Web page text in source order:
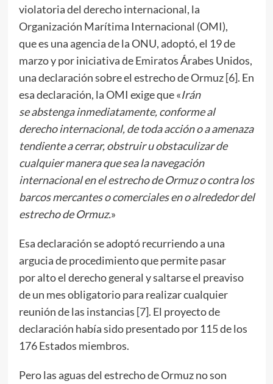
violatoria del derecho internacional, la
Organización Marítima Internacional (OMI),
que es una agencia de la ONU, adoptó, el 19 de
marzo y por iniciativa de Emiratos Árabes Unidos,
una declaración sobre el estrecho de Ormuz [6]. En
esa declaración, la OMI exige que «Irán
se abstenga inmediatamente, conforme al
derecho internacional, de toda acción o a amenaza
tendiente a cerrar, obstruir u obstaculizar de
cualquier manera que sea la navegación
internacional en el estrecho de Ormuz o contra los
barcos mercantes o comerciales en o alrededor del
estrecho de Ormuz.»
Esa declaración se adoptó recurriendo a una
argucia de procedimiento que permite pasar
por alto el derecho general y saltarse el preaviso
de un mes obligatorio para realizar cualquier
reunión de las instancias [7]. El proyecto de
declaración había sido presentado por 115 de los
176 Estados miembros.
Pero las aguas del estrecho de Ormuz no son